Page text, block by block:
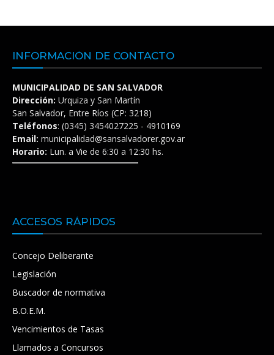
INFORMACIÓN DE CONTACTO
MUNICIPALIDAD DE SAN SALVADOR
Dirección: Urquiza y San Martín
San Salvador, Entre Ríos (CP: 3218)
Teléfonos: (0345) 3454027225 - 4910169
Email: municipalidad@sansalvadorer.gov.ar
Horario: Lun. a Vie de 6:30 a 12:30 hs.
ACCESOS RÁPIDOS
Concejo Deliberante
Legislación
Buscador de normativa
B.O.E.M.
Vencimientos de Tasas
Llamados a Concursos